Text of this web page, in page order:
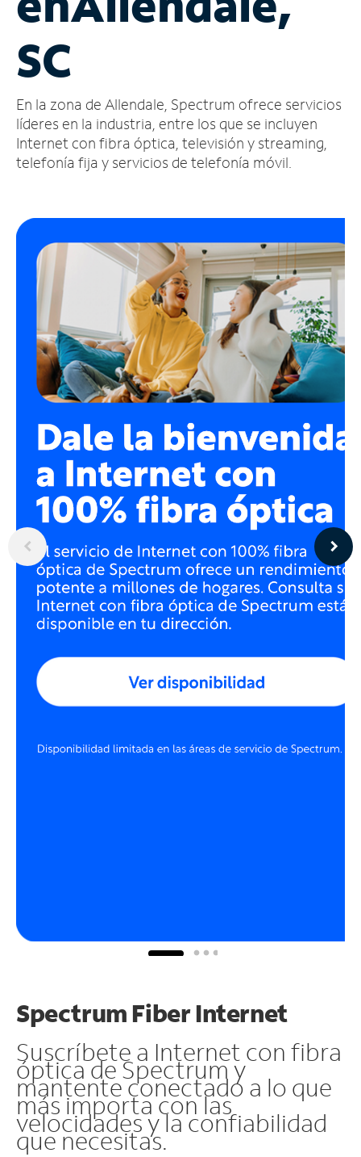
cuenta
Encuentra
tienda
SC
En la zona de Allendale, Spectrum ofrece servicios
líderes en la industria, entre los que se incluyen
Internet con fibra óptica, televisión y streaming,
telefonía fija y servicios de telefonía móvil.
Spectrum Fiber Internet
Suscríbete a Internet con fibra
óptica de Spectrum y
mantente conectado a lo que
más importa con las
velocidades y la confiabilidad
que necesitas.